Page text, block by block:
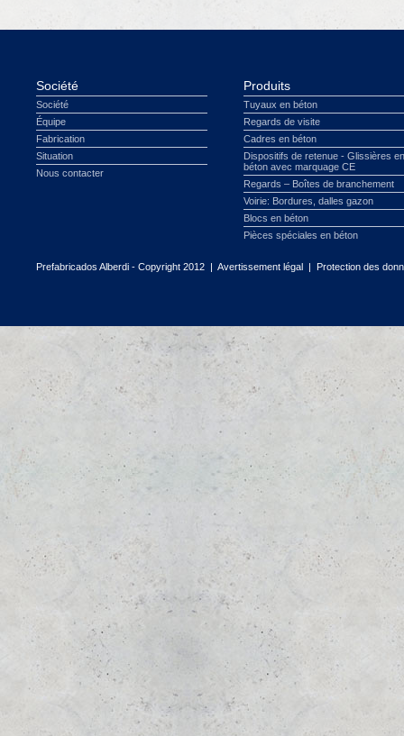
Société
Société
Équipe
Fabrication
Situation
Nous contacter
Produits
Tuyaux en béton
Regards de visite
Cadres en béton
Dispositifs de retenue - Glissières en
béton avec marquage CE
Regards – Boîtes de branchement
Voirie: Bordures, dalles gazon
Blocs en béton
Pièces spéciales en béton
Prefabricados Alberdi - Copyright 2012 | Avertissement légal | Protection des